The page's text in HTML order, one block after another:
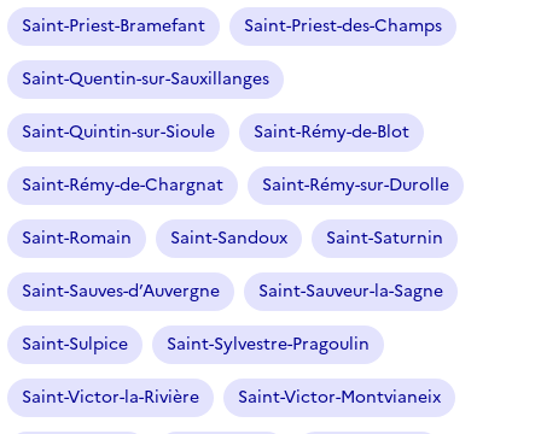
f
i
l
t
r
e
s
é
l
e
c
t
i
o
n
Saint-Priest-Bramefant Saint-Priest-des-Champs
Saint-Quentin-sur-Sauxillanges
Saint-Quintin-sur-Sioule Saint-Rémy-de-Blot
Saint-Rémy-de-Chargnat Saint-Rémy-sur-Durolle
Saint-Romain Saint-Sandoux Saint-Saturnin
Saint-Sauves-d’Auvergne Saint-Sauveur-la-Sagne
Saint-Sulpice Saint-Sylvestre-Pragoulin
Saint-Victor-la-Rivière Saint-Victor-Montvianeix